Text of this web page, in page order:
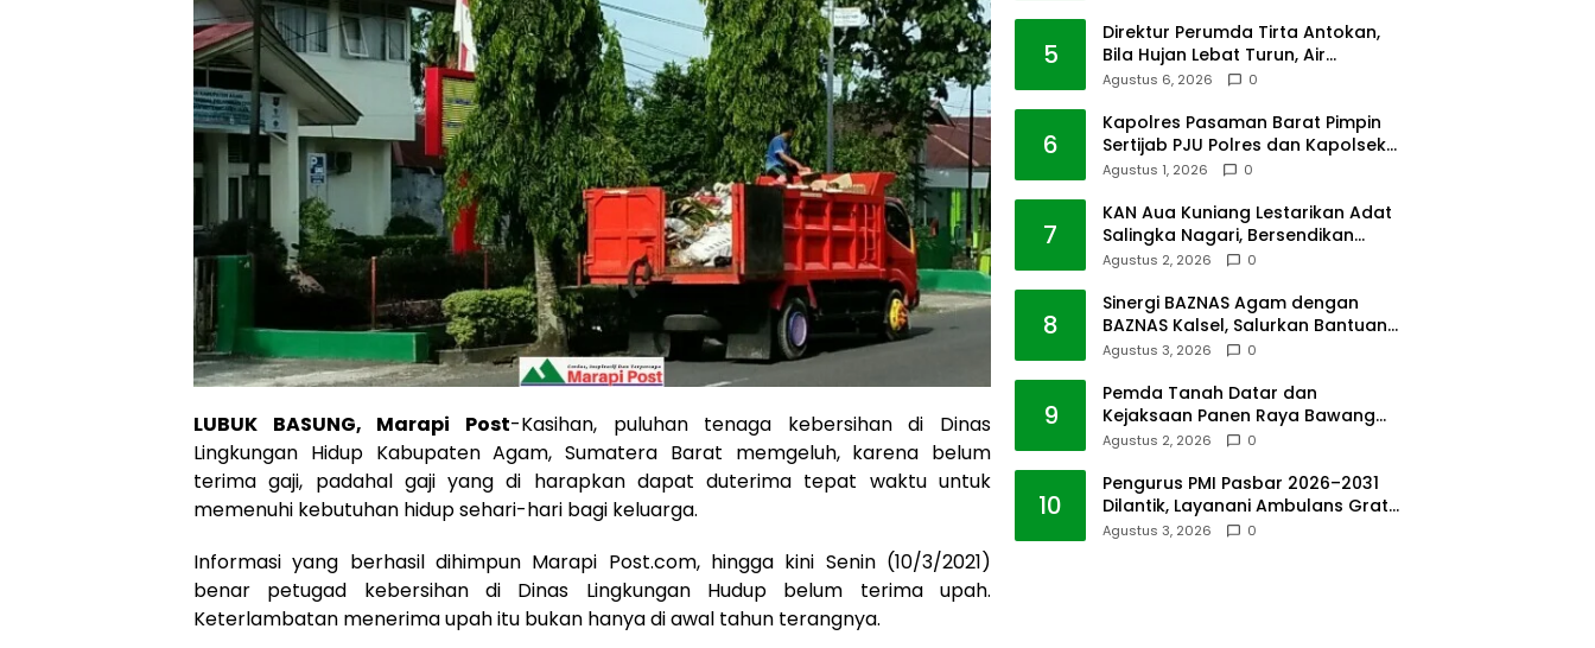
LUBUK BASUNG, Marapi Post-Kasihan, puluhan tenaga kebersihan di Dinas
Lingkungan Hidup Kabupaten Agam, Sumatera Barat memgeluh, karena belum
terima gaji, padahal gaji yang di harapkan dapat duterima tepat waktu untuk
memenuhi kebutuhan hidup sehari-hari bagi keluarga.
Informasi yang berhasil dihimpun Marapi Post.com, hingga kini Senin (10/3/2021)
benar petugad kebersihan di Dinas Lingkungan Hudup belum terima upah.
Keterlambatan menerima upah itu bukan hanya di awal tahun terangnya.
5
Direktur Perumda Tirta Antokan,
Bila Hujan Lebat Turun, Air
Dimatikan, Tak Bisa Diolah
Agustus 6, 2026 0
6
Kapolres Pasaman Barat Pimpin
Sertijab PJU Polres dan Kapolsek
Sungai Beremas
Agustus 1, 2026 0
7
KAN Aua Kuniang Lestarikan Adat
Salingka Nagari, Bersendikan
Kitabullah
Agustus 2, 2026 0
8
Sinergi BAZNAS Agam dengan
BAZNAS Kalsel, Salurkan Bantuan
Bencana Alam
Agustus 3, 2026 0
9
Pemda Tanah Datar dan
Kejaksaan Panen Raya Bawang
Merah di Sawah Tangah
Agustus 2, 2026 0
10
Pengurus PMI Pasbar 2026–2031
Dilantik, Layanani Ambulans Gratis
ke Padang
Agustus 3, 2026 0